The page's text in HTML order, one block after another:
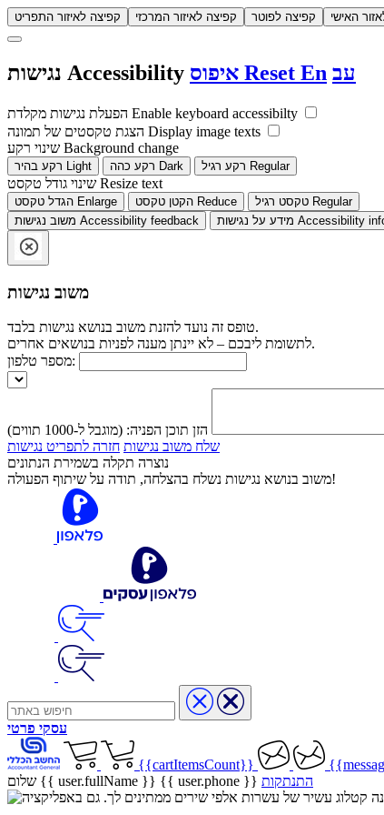
קפיצה לאיזור התפריט קפיצה לאיזור המרכזי קפיצה לפוטר האישי
Accessibility Reset En עב
Enable keyboard accessibilty
Display image texts
Background change
Light Dark Regular
Resize text
Enlarge Reduce
Regular
Accessibility feedback Accessibility
משוב נגישות
טופס זה נועד להזנת משוב בנושא נגישות בלבד.
לתשומת ליבכם – לא יינתן מענה לפניות בנושאים אחרים.
מספר טלפון:
הזן תוכן הפניה: (מוגבל ל-1000 תווים)
שלח משוב נגישות חזרה לתפריט נגישות
נוצרה תקלה בשמירת הנתונים
משוב בנושא נגישות נשלח בהצלחה, תודה על שיתוף הפעולה!
עסקי פרטי
{{cartItemsCount}}
שלום {{ user.fullName }} {{ user.phone }} התנתקות